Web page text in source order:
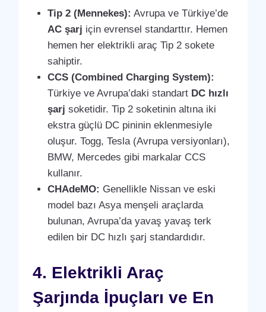
Tip 2 (Mennekes): Avrupa ve Türkiye’de
AC şarj için evrensel standarttır. Hemen
hemen her elektrikli araç Tip 2 sokete
sahiptir.
CCS (Combined Charging System):
Türkiye ve Avrupa’daki standart DC hızlı
şarj soketidir. Tip 2 soketinin altına iki
ekstra güçlü DC pininin eklenmesiyle
oluşur. Togg, Tesla (Avrupa versiyonları),
BMW, Mercedes gibi markalar CCS
kullanır.
CHAdeMO: Genellikle Nissan ve eski
model bazı Asya menşeli araçlarda
bulunan, Avrupa’da yavaş yavaş terk
edilen bir DC hızlı şarj standardıdır.
4. Elektrikli Araç
Şarjında İpuçları ve En